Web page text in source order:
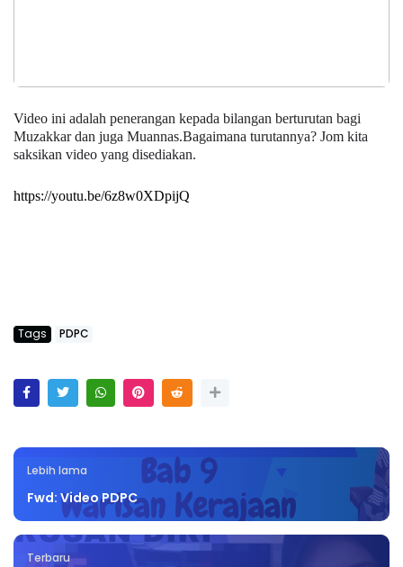
Video ini adalah penerangan kepada bilangan berturutan bagi
Muzakkar dan juga Muannas.Bagaimana turutannya? Jom kita
saksikan video yang disediakan.
https://youtu.be/6z8w0XDpijQ
Tags PDPC
Lebih lama
Fwd: Video PDPC
Terbaru